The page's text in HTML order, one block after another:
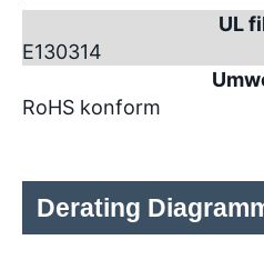
UL
E130314
RoHS konform
Derating